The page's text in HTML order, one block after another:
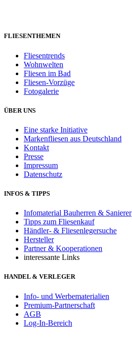
FLIESENTHEMEN
Fliesentrends
Wohnwelten
Fliesen im Bad
Fliesen-Vorzüge
Fotogalerie
ÜBER UNS
Eine starke Initiative
Markenfliesen aus Deutschland
Kontakt
Presse
Impressum
Datenschutz
INFOS & TIPPS
Infomaterial Bauherren & Sanierer
Tipps zum Fliesenkauf
Händler- & Fliesenlegersuche
Hersteller
Partner & Kooperationen
interessante Links
HANDEL & VERLEGER
Info- und Werbematerialien
Premium-Partnerschaft
AGB
Log-In-Bereich